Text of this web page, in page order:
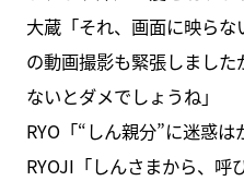
大蔵「それ、画面に映ら
の動画撮影も緊張しまし
ないとダメでしょうね」
RYO「“しん親分”に迷惑は
RYOJI「しんさまから、呼